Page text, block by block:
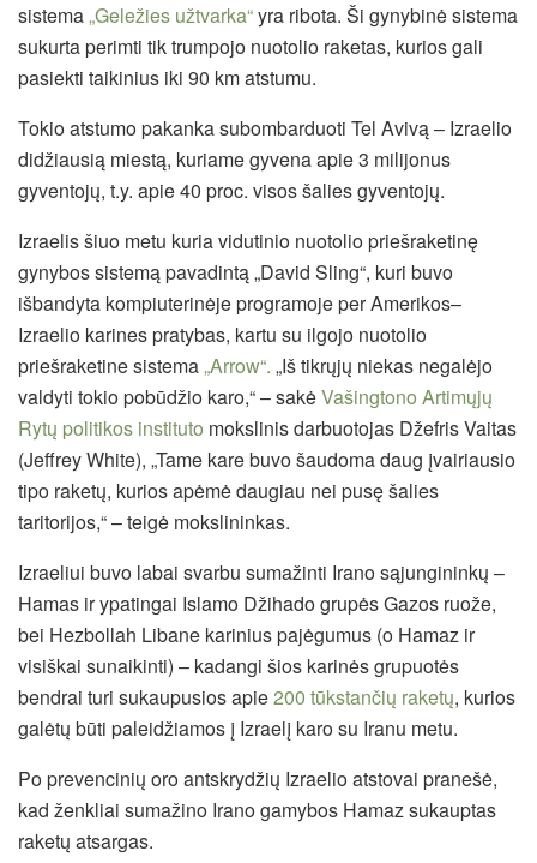
sistema„Geležies užtvarka“yra ribota. Ši gynybinė sistema
sukurta perimti tik trumpojo nuotolio raketas, kurios gali
pasiekti taikinius iki 90 km atstumu.
Tokio atstumo pakanka subombarduoti Tel Avivą – Izraelio
didžiausią miestą, kuriame gyvena apie 3 milijonus
gyventojų, t.y. apie 40 proc. visos šalies gyventojų.
Izraelis šiuo metu kuria vidutinio nuotolio priešraketinę
gynybos sistemą pavadintą „David Sling“, kuri buvo
išbandyta kompiuterinėje programoje per Amerikos–
Izraelio karines pratybas, kartu su ilgojo nuotolio
priešraketine sistema„Arrow“. „Iš tikrųjų niekas negalėjo
valdyti tokio pobūdžio karo,“ – sakėVašingtono Artimųjų
Rytų politikos instituto mokslinis darbuotojas Džefris Vaitas
(Jeffrey White), „Tame kare buvo šaudoma daug įvairiausio
tipo raketų, kurios apėmė daugiau nei pusę šalies
taritorijos,“ – teigė mokslininkas.
Izraeliui buvo labai svarbu sumažinti Irano sąjungininkų –
Hamas ir ypatingai Islamo Džihado grupės Gazos ruože,
bei Hezbollah Libane karinius pajėgumus (o Hamaz ir
visiškai sunaikinti) – kadangi šios karinės grupuotės
bendrai turi sukaupusios apie200 tūkstančių raketų, kurios
galėtų būti paleidžiamos į Izraelį karo su Iranu metu.
Po prevencinių oro antskrydžių Izraelio atstovai pranešė,
kad ženkliai sumažino Irano gamybos Hamaz sukauptas
raketų atsargas.